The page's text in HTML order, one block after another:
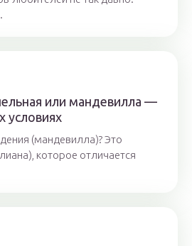
или мандевилла —
условиях
(мандевилла)? Это
которое отличается